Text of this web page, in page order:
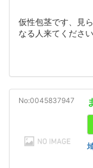
仮性包茎です、見
なる人来てください
No:0045837947